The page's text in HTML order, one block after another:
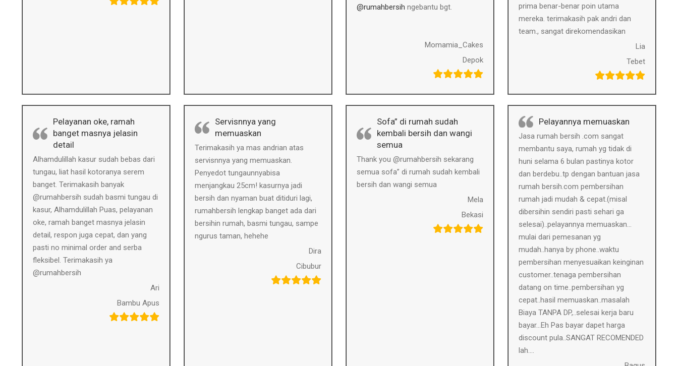
@rumahbersih ngebantu bgt.
Momamia_Cakes
Depok
prima benar-benar poin utama
mereka. terimakasih pak andri dan
team., sangat direkomendasikan
Lia
Tebet
Pelayanan oke, ramah
banget masnya jelasin
detail
Alhamdulillah kasur sudah bebas dari
tungau, liat hasil kotoranya serem
banget. Terimakasih banyak
@rumahbersih sudah basmi tungau di
kasur, Alhamdulillah Puas, pelayanan
oke, ramah banget masnya jelasin
detail, respon juga cepat, dan yang
pasti no minimal order and serba
fleksibel. Terimakasih ya
@rumahbersih
Ari
Bambu Apus
Servisnnya yang
memuaskan
Terimakasih ya mas andrian atas
servisnnya yang memuaskan.
Penyedot tungaunnyabisa
menjangkau 25cm! kasurnya jadi
bersih dan nyaman buat ditiduri lagi,
rumahbersih lengkap banget ada dari
bersihin rumah, basmi tungau, sampe
ngurus taman, hehehe
Dira
Cibubur
Sofa” di rumah sudah
kembali bersih dan wangi
semua
Thank you @rumahbersih sekarang
semua sofa” di rumah sudah kembali
bersih dan wangi semua
Mela
Bekasi
Pelayannya memuaskan
Jasa rumah bersih .com sangat
membantu saya, rumah yg tidak di
huni selama 6 bulan pastinya kotor
dan berdebu..tp dengan bantuan jasa
rumah bersih.com pembersihan
rumah jadi mudah & cepat.(misal
dibersihin sendiri pasti sehari ga
selesai)..pelayannya memuaskan…
mulai dari pemesanan yg
mudah..hanya by phone..waktu
pembersihan menyesuaikan keinginan
customer..tenaga pembersihan
datang on time..pembersihan yg
cepat..hasil memuaskan..masalah
Biaya TANPA DP,..selesai kerja baru
bayar…Eh Pas bayar dapet harga
discount pula..SANGAT RECOMENDED
lah….